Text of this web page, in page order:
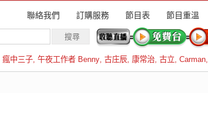
聯絡我們 訂購服務 節目表 節目重溫
瘋中三子, 午夜工作者 Benny, 古庄辰, 康常治, 古立, Carman,